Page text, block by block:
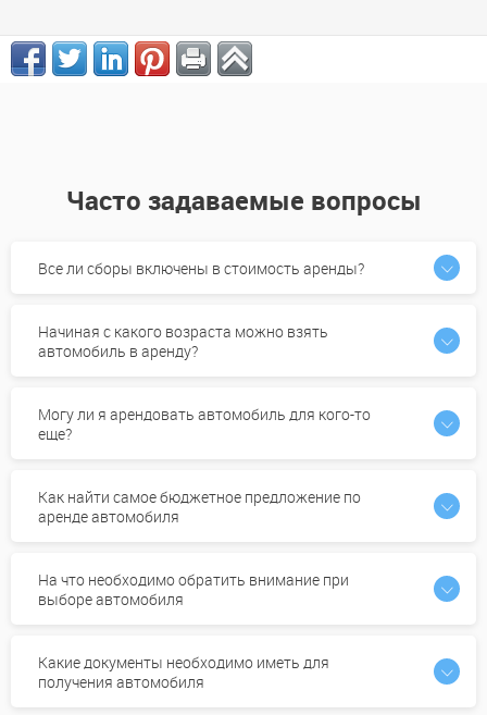
Часто задаваемые вопросы
Все ли сборы включены в стоимость аренды?
Начиная с какого возраста можно взять
автомобиль в аренду?
Могу ли я арендовать автомобиль для кого-то
еще?
Как найти самое бюджетное предложение по
аренде автомобиля
На что необходимо обратить внимание при
выборе автомобиля
Какие документы необходимо иметь для
получения автомобиля